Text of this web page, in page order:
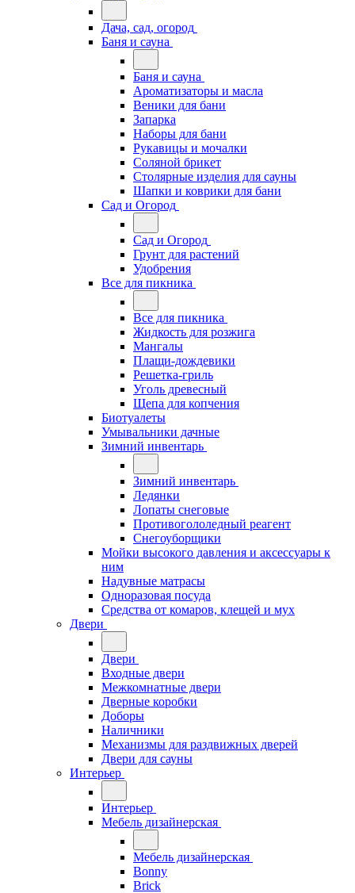
Дача, сад, огород
Баня и сауна
Баня и сауна
Ароматизаторы и масла
Веники для бани
Запарка
Наборы для бани
Рукавицы и мочалки
Соляной брикет
Столярные изделия для сауны
Шапки и коврики для бани
Сад и Огород
Сад и Огород
Грунт для растений
Удобрения
Все для пикника
Все для пикника
Жидкость для розжига
Мангалы
Плащи-дождевики
Решетка-гриль
Уголь древесный
Щепа для копчения
Биотуалеты
Умывальники дачные
Зимний инвентарь
Зимний инвентарь
Ледянки
Лопаты снеговые
Противогололедный реагент
Снегоуборщики
Мойки высокого давления и аксессуары к
ним
Надувные матрасы
Одноразовая посуда
Средства от комаров, клещей и мух
Двери
Двери
Входные двери
Межкомнатные двери
Дверные коробки
Доборы
Наличники
Механизмы для раздвижных дверей
Двери для сауны
Интерьер
Интерьер
Мебель дизайнерская
Мебель дизайнерская
Bonny
Brick